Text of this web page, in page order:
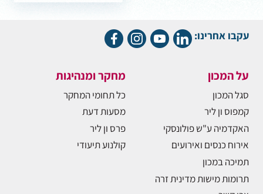
עקבו אחרינו:
על המכון
סגל המכון
קמפוס ון ליר
האקדמיה ע"ש פולונסקי
אירוח כנסים ואירועים
תמיכה במכון
תרומות מישות מדינית זרה
מחקר ומנהיגות
כל תחומי המחקר
מסעות דעת
פרס ון ליר
קולנוע תיעודי